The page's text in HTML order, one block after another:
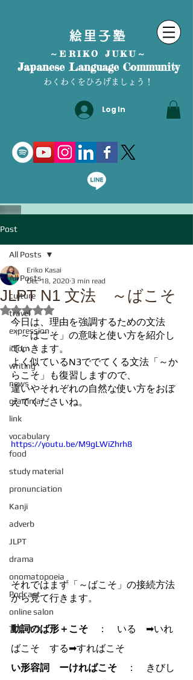
絵里子塾
～ERIKO JUKU～
Japanese Language Community
わくわくをひろげましょう！
Log In
Post
All Posts
culture
travel
expression
idiom
writing
news
grammar
link
vocabulary
food
study material
pronunciation
Kanji
adverb
JLPT
drama
onomatopoeia
Podcast
online salon
言葉の力
All Posts
JLPT N1 文法 ～ばこそ
Eriko Kasai
Dec 18, 2020 3 min read
Rated NaN out of 5 stars.
今日は、理由を強調するための文法
「～ばこそ」の意味と使い方を紹介し
ていきます。
よく似ているN3ででてくる文法「～か
らこそ」も復習しますので、
違いやそれぞれの自然な使い方をおぼ
えてくださいね。
https://youtu.be/M9gLWiZhrh8
それではまず「～ばこそ」の接続方法
から見て行きます。
動詞のば形＋こそ ：　いる　➡いれ
ばこそ　する➡すればこそ
い形容詞　ーければこそ ：　きびし